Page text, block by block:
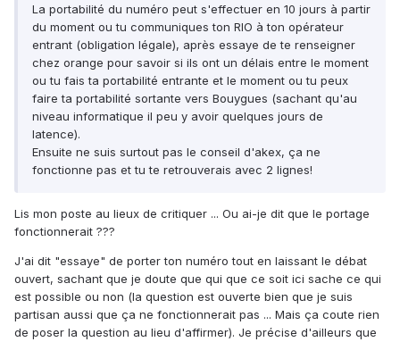
La portabilité du numéro peut s'effectuer en 10 jours à partir
du moment ou tu communiques ton RIO à ton opérateur
entrant (obligation légale), après essaye de te renseigner
chez orange pour savoir si ils ont un délais entre le moment
ou tu fais ta portabilité entrante et le moment ou tu peux
faire ta portabilité sortante vers Bouygues (sachant qu'au
niveau informatique il peu y avoir quelques jours de
latence).
Ensuite ne suis surtout pas le conseil d'akex, ça ne
fonctionne pas et tu te retrouverais avec 2 lignes!
Lis mon poste au lieux de critiquer ... Ou ai-je dit que le portage
fonctionnerait ???
J'ai dit "essaye" de porter ton numéro tout en laissant le débat
ouvert, sachant que je doute que qui que ce soit ici sache ce qui
est possible ou non (la question est ouverte bien que je suis
partisan aussi que ça ne fonctionnerait pas ... Mais ça coute rien
de poser la question au lieu d'affirmer). Je précise d'ailleurs que